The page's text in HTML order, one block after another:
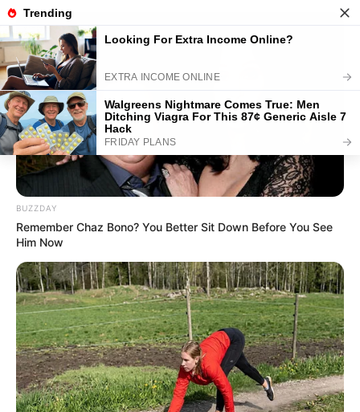
Umgebung Möchengladbach und Korschenbroich
Hotels Veranstaltungen 30 km 50 km
BUZZDAY
Remember Chaz Bono? You Better Sit Down Before You See
Him Now